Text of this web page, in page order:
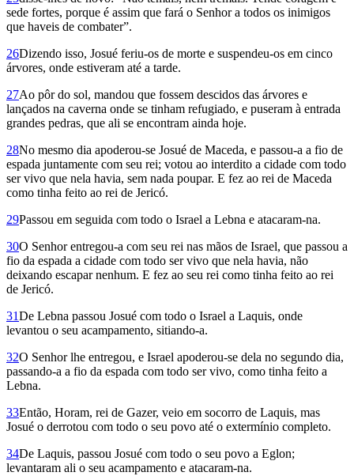
sede fortes, porque é assim que fará o Senhor a todos os inimigos
que haveis de combater”.
26Dizendo isso, Josué feriu-os de morte e suspendeu-os em cinco
árvores, onde estiveram até a tarde.
27Ao pôr do sol, mandou que fossem descidos das árvores e
lançados na caverna onde se tinham refugiado, e puseram à entrada
grandes pedras, que ali se encontram ainda hoje.
28No mesmo dia apoderou-se Josué de Maceda, e passou-a a fio de
espada juntamente com seu rei; votou ao interdito a cidade com todo
ser vivo que nela havia, sem nada poupar. E fez ao rei de Maceda
como tinha feito ao rei de Jericó.
29Passou em seguida com todo o Israel a Lebna e atacaram-na.
30O Senhor entregou-a com seu rei nas mãos de Israel, que passou a
fio da espada a cidade com todo ser vivo que nela havia, não
deixando escapar nenhum. E fez ao seu rei como tinha feito ao rei
de Jericó.
31De Lebna passou Josué com todo o Israel a Laquis, onde
levantou o seu acampamento, sitian­do-a.
32O Senhor lhe entregou, e Israel apoderou-se dela no segundo dia,
passando-a a fio da espada com todo ser vivo, como tinha feito a
Lebna.
33Então, Horam, rei de Gazer, veio em socorro de Laquis, mas
Josué o derrotou com todo o seu povo até o extermínio completo.
34De Laquis, passou Josué com todo o seu povo a Eglon;
levantaram ali o seu acampamento e atacaram-na.